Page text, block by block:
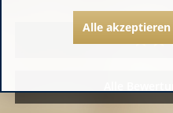
Alle akzeptieren